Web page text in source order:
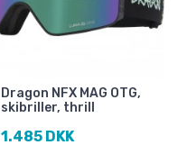
Dragon NFX MAG OTG,
skibriller, thrill
1.485 DKK